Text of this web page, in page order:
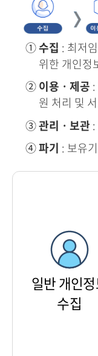
①수집 : 최저
위한 개인정
② 이용ㆍ제공
원 처리 및
③관리ㆍ보관
④파기 : 보유
일반 개인
수집